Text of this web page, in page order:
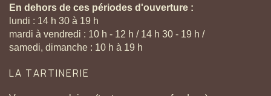
En dehors de ces périodes d'ouverture :
lundi : 14 h 30 à 19 h
mardi à vendredi : 10 h - 12 h / 14 h 30 - 19 h /
samedi, dimanche : 10 h à 19 h
LA TARTINERIE